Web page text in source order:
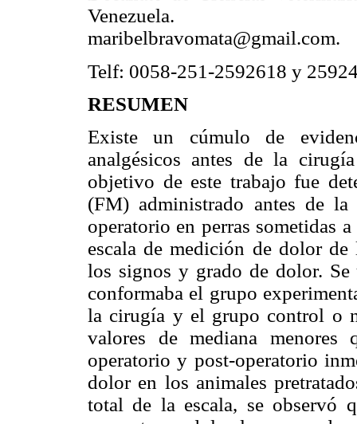
Venezuela.
maribelbravomata@gmail.com.
Telf: 0058-251-2592618 y
RESUMEN
Existe un cúmulo de
analgésicos antes de la
objetivo de este trabajo fue
(FM) administrado antes de
operatorio en perras sometidas
escala de medición de dolor
los signos y grado de dolor. Se
conformaba el grupo
la cirugía y el grupo control o
valores de mediana
operatorio y post-operatorio
dolor en los animales
total de la escala, se observó